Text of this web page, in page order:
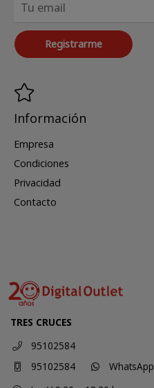
Registrarme
Información
Empresa
Condiciones
Privacidad
Contacto
TRES CRUCES
95102584
95102584
WhatsApp